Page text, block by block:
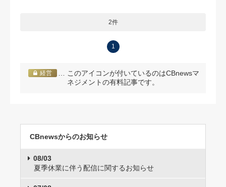
2件
1
経営
… このアイコンが付いているのはCBnewsマ
ネジメントの有料記事です。
CBnewsからのお知らせ
08/03
夏季休業に伴う配信に関するお知らせ